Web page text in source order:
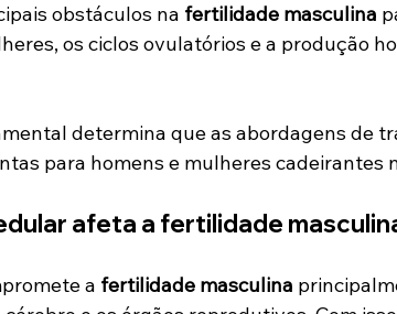
obstáculos na fertilidade masculina
os ciclos ovulatórios e a produção
determina que as abordagens de
para homens e mulheres cadeirantes
afeta a fertilidade
a fertilidade masculina